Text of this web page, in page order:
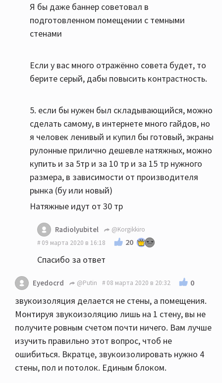
Я бы даже баннер советовал в
подготовленном помещении с темными
стенами
Если у вас много отражённо совета будет, то
берите серый, дабы повысить контрастность.
5. если бы нужен был складывающийся, можно
сделать самому, в интернете много гайдов, но
я человек ленивый и купил бы готовый, экраны
рулонные прилично дешевле натяжных, можно
купить и за 5тр и за 10 тр и за 15 тр нужного
размера, в зависимости от производителя
рынка (бу или новый)
Натяжные идут от 30 тр
Radiolyubitel
@Korgikkiro
09 марта 2020 в 16:18
20
Спасибо за ответ
Eyedocrd @Putin 08 марта 2020 в 20:32 0
звукоизоляция делается не стены, а помещения.
Монтируя звукоизоляцию лишь на 1 стену, вы не
получите ровным счетом почти ничего. Вам лучше
изучить правильно этот вопрос, чтоб не
ошибиться. Вкратце, звукоизолировать нужно 4
стены, пол и потолок. Единым блоком.